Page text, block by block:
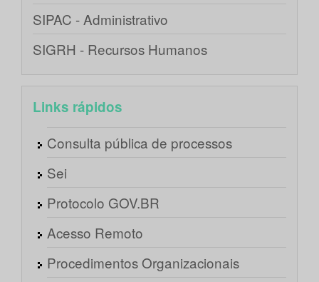
SIPAC - Administrativo
SIGRH - Recursos Humanos
Links rápidos
Consulta pública de processos
Sei
Protocolo GOV.BR
Acesso Remoto
Procedimentos Organizacionais